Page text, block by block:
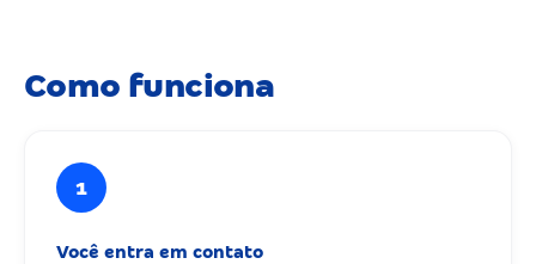
Como funciona
1
Você entra em contato